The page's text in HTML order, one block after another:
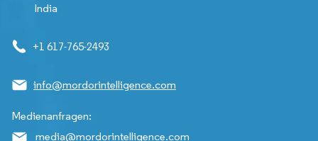
India
+1 617-765-2493
info@mordorintelligence.com
Medienanfragen:
media@mordorintelligence.com